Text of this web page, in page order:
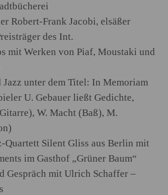
Robert-Frank Jacobi, elsäßer
des Int.
mit Werken von Piaf, Moustaki und
Jazz unter dem Titel: In Memoriam
U. Gebauer ließt Gedichte,
W. Macht (Baß), M.
Quartett Silent Gliss aus Berlin mit
im Gasthof „Grüner Baum“
Gespräch mit Ulrich Schaffer –